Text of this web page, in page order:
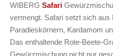
WIBERG Safari
vermengt. Safari setzt sich aus
Paradieskörnern, Kardamom
Das enthaltende Rote-Beete-
Gewürzmischung nicht nur